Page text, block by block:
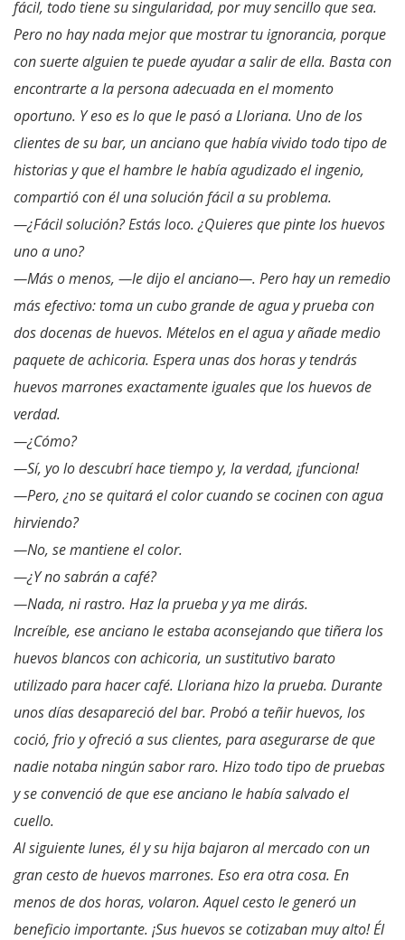
fácil, todo tiene su singularidad, por muy sencillo que sea.
Pero no hay nada mejor que mostrar tu ignorancia, porque
con suerte alguien te puede ayudar a salir de ella. Basta con
encontrarte a la persona adecuada en elmomento
oportuno. Y eso es lo que le pasó a Lloriana. Uno de los
clientes de su bar, un anciano que había vivido todo tipo de
historias y que el hambre le había agudizado el ingenio,
compartió con él una solución fácil a su problema.
—¿Fácil solución? Estás loco.¿Quieres que pinte los huevos
uno a uno?
—Más o menos, —le dijo el anciano—. Pero hay un remedio
más efectivo: toma un cubo grande de agua y prueba con
dos docenas de huevos. Mételos en el agua y añade medio
paquete de achicoria. Espera unas dos horas y tendrás
huevos marrones exactamente iguales que los huevos de
verdad.
—¿Cómo?
—Sí, yo lo descubrí hace tiempo y, la verdad, ¡funciona!
—Pero,¿no se quitará el color cuando se cocinen con agua
hirviendo?
—No, se mantiene el color.
—¿Y no sabrán a café?
—Nada, ni rastro. Haz la prueba y ya me dirás.
Increíble, ese anciano le estaba aconsejando que tiñera los
huevos blancos con achicoria, un sustitutivo barato
utilizado para hacer café. Lloriana hizo la prueba. Durante
unos días desapareció del bar. Probó a teñir huevos, los
coció, frio y ofreció a sus clientes, para asegurarse de que
nadie notaba ningún sabor raro. Hizo todo tipo de pruebas
y se convenció de que ese anciano le había salvado el
cuello.
Al siguiente lunes, él y su hija bajaron al mercado con un
gran cesto de huevos marrones. Eso era otra cosa. En
menos de dos horas, volaron. Aquel cesto le generó un
beneficio importante. ¡Sus huevos se cotizaban muy alto! Él